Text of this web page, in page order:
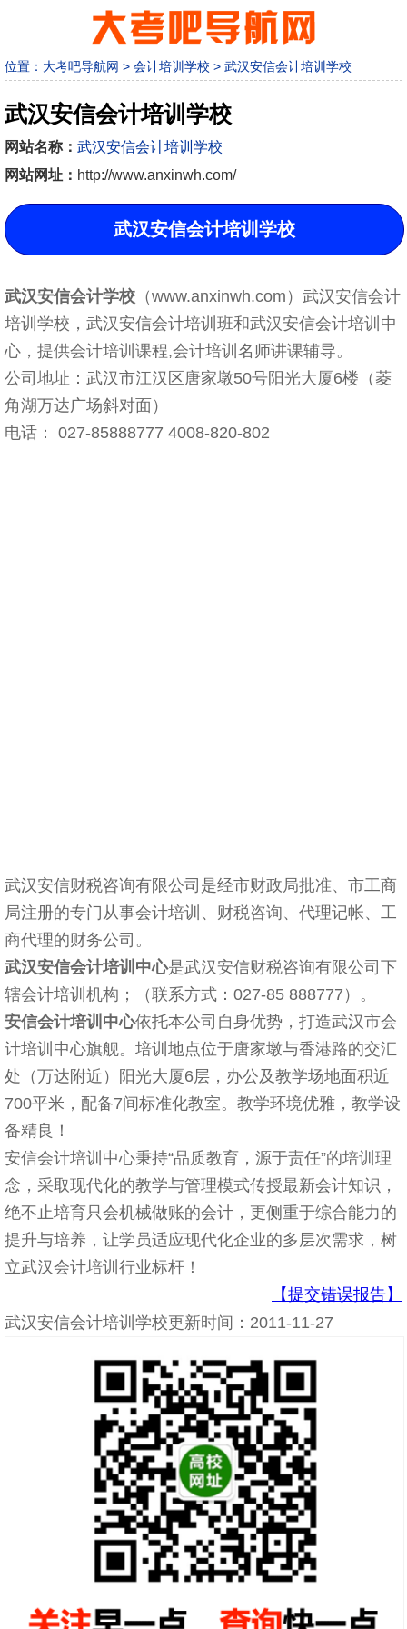
位置： 大考吧导航网 > 会计培训学校 > 武汉安信会计培训学校
武汉安信会计培训学校
网站名称： 武汉安信会计培训学校
网站网址： http://www.anxinwh.com/
武汉安信会计培训学校
武汉安信会计学校 （www.anxinwh.com）武汉安信会计
培训学校，武汉安信会计培训班和武汉安信会计培训中
心，提供会计培训课程,会计培训名师讲课辅导。
公司地址：武汉市江汉区唐家墩50号阳光大厦6楼（菱
角湖万达广场斜对面）
电话： 027-85888777 4008-820-802
武汉安信财税咨询有限公司是经市财政局批准、市工商
局注册的专门从事会计培训、财税咨询、代理记帐、工
商代理的财务公司。
武汉安信会计培训中心是武汉安信财税咨询有限公司下
辖会计培训机构；（联系方式：027-85 888777）。
安信会计培训中心依托本公司自身优势，打造武汉市会
计培训中心旗舰。培训地点位于唐家墩与香港路的交汇
处（万达附近）阳光大厦6层，办公及教学场地面积近
700平米，配备7间标准化教室。教学环境优雅，教学设
备精良！
安信会计培训中心秉持“品质教育，源于责任”的培训理
念，采取现代化的教学与管理模式传授最新会计知识，
绝不止培育只会机械做账的会计，更侧重于综合能力的
提升与培养，让学员适应现代化企业的多层次需求，树
立武汉会计培训行业标杆！
【提交错误报告】
武汉安信会计培训学校更新时间：2011-11-27